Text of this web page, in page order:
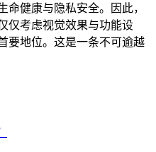
命健康与隐私安全。因此，
仅考虑视觉效果与功能设
要地位。这是一条不可逾越